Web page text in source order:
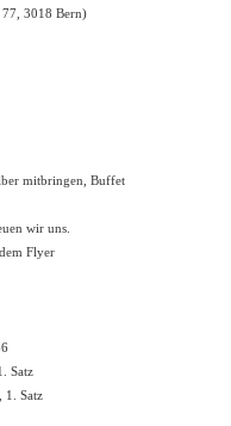
77, 3018 Bern)
mitbringen, Buffet
wir uns.
Flyer
Satz
1. Satz